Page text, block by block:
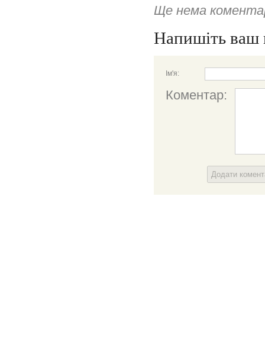
Ще нема
Напишіть ваш
Ім'я:
Коментар:
Додати